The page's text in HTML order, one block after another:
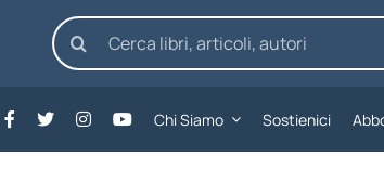
Cerca
per:
Chi Siamo Sostienici